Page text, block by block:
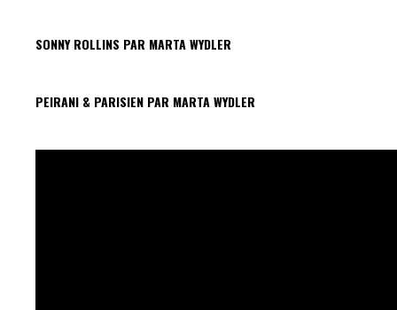
SONNY ROLLINS PAR MARTA WYDLER
PEIRANI & PARISIEN PAR MARTA WYDLER